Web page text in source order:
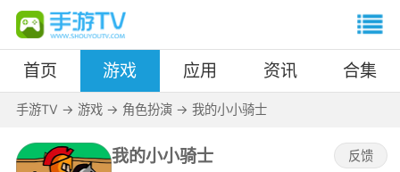
首页 游戏 应用 资讯 合集
手游TV -> 游戏-> 角色扮演-> 我的小小骑士
我的小小骑士
反馈